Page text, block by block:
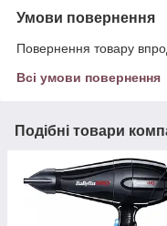
Умови повернення
Повернення товару
Всі умови повернення
Подібні товари